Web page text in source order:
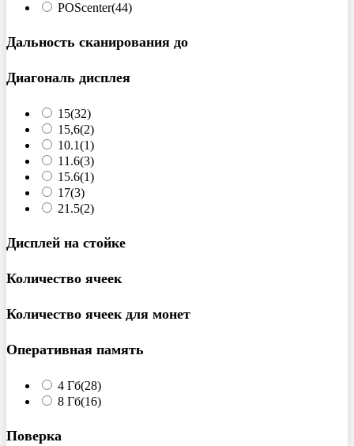
POScenter(44)
Дальность сканирования до
Диагональ дисплея
15(32)
15,6(2)
10.1(1)
11.6(3)
15.6(1)
17(3)
21.5(2)
Дисплей на стойке
Количество ячеек
Количество ячеек для монет
Оперативная память
4 Гб(28)
8 Гб(16)
Поверка